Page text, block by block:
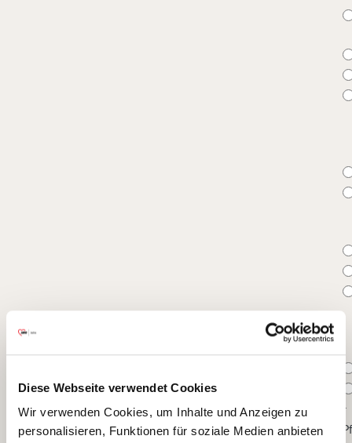
Diese Webseite verwendet Cookies
Wir verwenden Cookies, um Inhalte und Anzeigen zu
personalisieren, Funktionen für soziale Medien anbieten
*